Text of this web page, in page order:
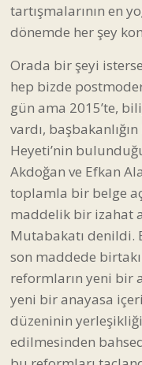
tartışmalarının en
dönemde her şey
Orada bir şeyi
hep bizde
gün ama 2015’te,
vardı,
Heyeti’nin
Akdoğan ve Efkan
toplamla bir belge
maddelik bir izahat
Mutabakatı denildi.
son maddede
reformların yeni bir
yeni bir anayasa
düzeninin
edilmesinden